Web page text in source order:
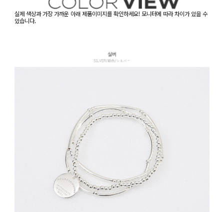
실제 색상과 가장 가까운 아래 제품이미지를 확인하세요! 모니터에 따라 차이가 있을 수
있습니다.